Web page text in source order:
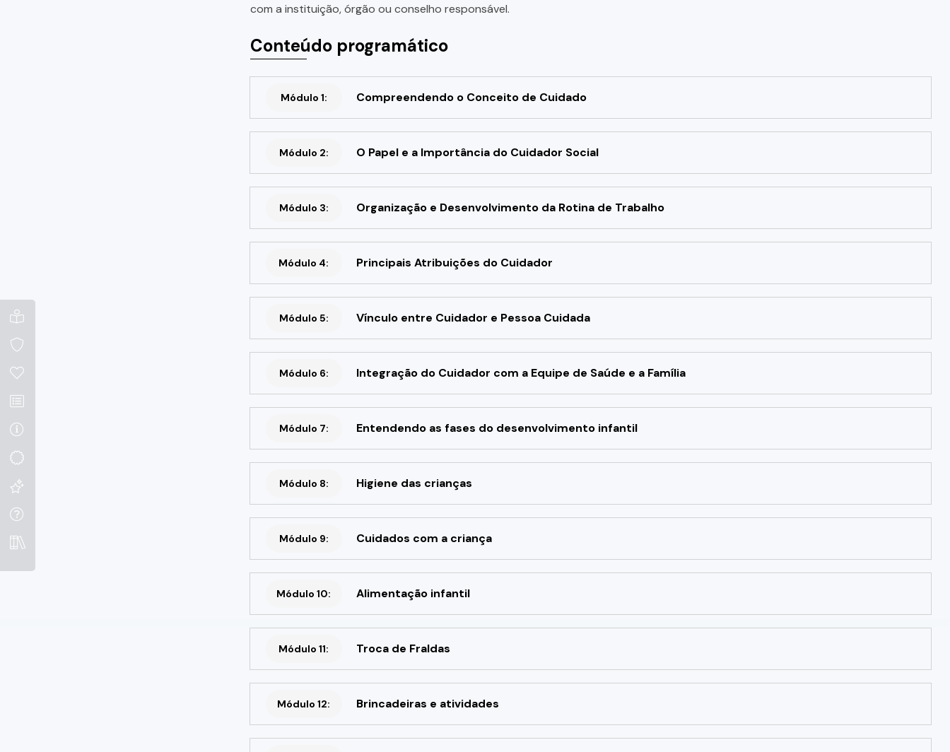
com a instituição, órgão ou conselho responsável.
Conteúdo programático
Módulo 1: Compreendendo o Conceito de Cuidado
Módulo 2: O Papel e a Importância do Cuidador Social
Módulo 3: Organização e Desenvolvimento da Rotina de Trabalho
Módulo 4: Principais Atribuições do Cuidador
Módulo 5: Vínculo entre Cuidador e Pessoa Cuidada
Módulo 6: Integração do Cuidador com a Equipe de Saúde e a Família
Módulo 7: Entendendo as fases do desenvolvimento infantil
Módulo 8: Higiene das crianças
Módulo 9: Cuidados com a criança
Módulo 10: Alimentação infantil
Módulo 11: Troca de Fraldas
Módulo 12: Brincadeiras e atividades